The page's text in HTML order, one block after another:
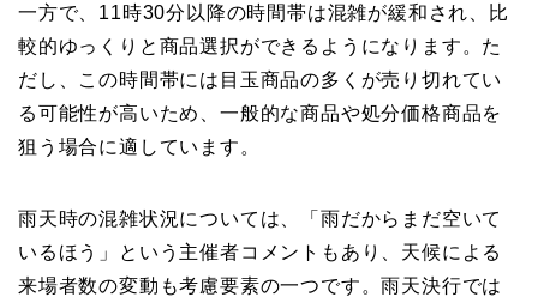
一方で、11時30分以降の時間帯は混雑が緩和され、比
較的ゆっくりと商品選択ができるようになります。た
だし、この時間帯には目玉商品の多くが売り切れてい
る可能性が高いため、一般的な商品や処分価格商品を
狙う場合に適しています。
雨天時の混雑状況については、「雨だからまだ空いて
いるほう」という主催者コメントもあり、天候による
来場者数の変動も考慮要素の一つです。雨天決行では